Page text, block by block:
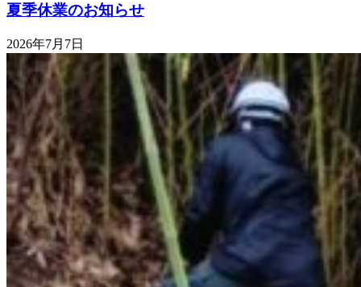
夏季休業のお知らせ
2026年7月7日